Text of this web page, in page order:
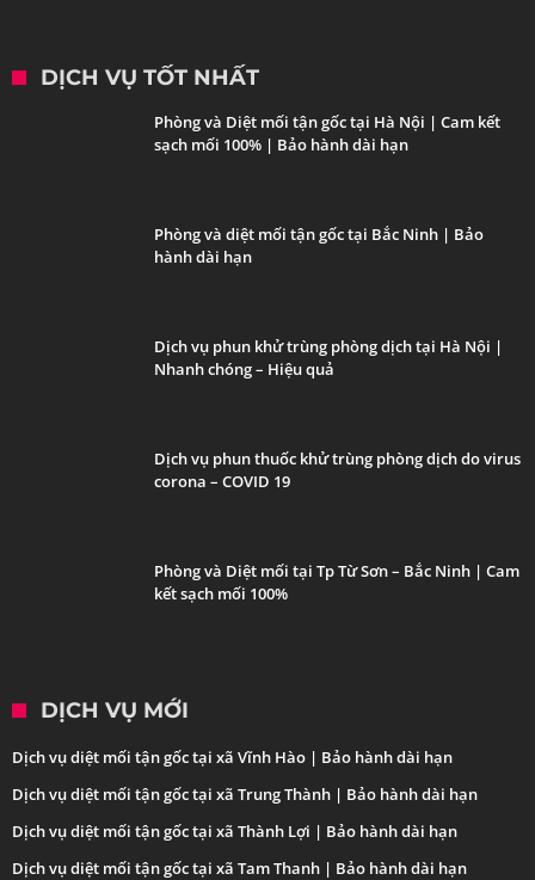
DỊCH VỤ TỐT NHẤT
Phòng và Diệt mối tận gốc tại Hà Nội | Cam kết
sạch mối 100% | Bảo hành dài hạn
Phòng và diệt mối tận gốc tại Bắc Ninh | Bảo
hành dài hạn
Dịch vụ phun khử trùng phòng dịch tại Hà Nội |
Nhanh chóng – Hiệu quả
Dịch vụ phun thuốc khử trùng phòng dịch do virus
corona – COVID 19
Phòng và Diệt mối tại Tp Từ Sơn – Bắc Ninh | Cam
kết sạch mối 100%
DỊCH VỤ MỚI
Dịch vụ diệt mối tận gốc tại xã Vĩnh Hào | Bảo hành dài hạn
Dịch vụ diệt mối tận gốc tại xã Trung Thành | Bảo hành dài hạn
Dịch vụ diệt mối tận gốc tại xã Thành Lợi | Bảo hành dài hạn
Dịch vụ diệt mối tận gốc tại xã Tam Thanh | Bảo hành dài hạn